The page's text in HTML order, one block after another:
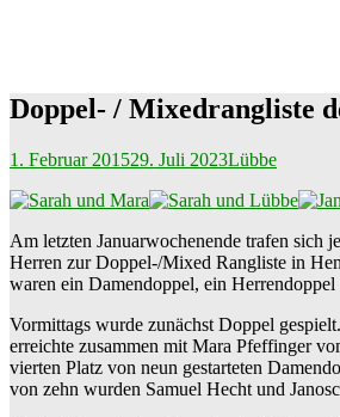
Doppel- / Mixedrangliste
1. Februar 201529. Juli 2023Lübbe
Am letzten Januarwochenende trafen sich
Herren zur Doppel-/Mixed Rangliste in
waren ein Damendoppel, ein
Vormittags wurde zunächst Doppel
erreichte zusammen mit Mara Pfeffinger
vierten Platz von neun gestarteten
von zehn wurden Samuel Hecht und